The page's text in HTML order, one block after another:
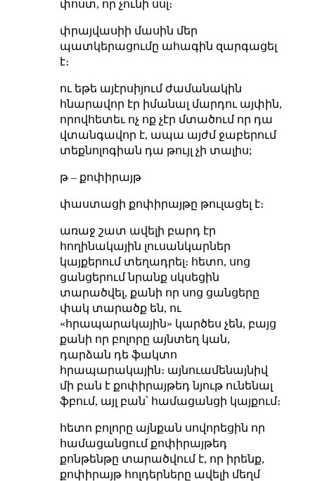
փոստ, որ չունի սսլ։
փրայվասիի մասին մեր
պատկերացումը ահագին զարգացել
է։
ու եթե այէրսիյում ժամանակին
հնարավոր էր իմանալ մարդու այփին,
որովհետեւ ոչ ոք չէր մտածում որ դա
վտանգավոր է, ապա այժմ ջաբերում
տեքնոլոգիան դա թույլ չի տալիս;
թ – քոփիրայթ
փաստացի քոփիրայթը թուլացել է։
առաջ շատ ավելի բարդ էր
հողինակային լուսանկարներ
կայքերում տեղադրել։ հետո, սոց
ցանցերում նրանք սկսեցին
տարածվել, քանի որ սոց ցանցերը
փակ տարածք են, ու
«հրապարակային» կարծես չեն, բայց
քանի որ բոլորը այնտեղ կան,
դարձան դե ֆակտո
հրապարակային։ այնուամենայնիվ
մի բան է քոփիրայթեդ նյութ ունենալ
ֆբում, այլ բան՝ համացանցի կայքում։
հետո բոլորը այնքան սովորեցին որ
համացանցում քոփիրայթեդ
քոնթենթը տարածվում է, որ իրենք,
քոփիրայթ հոլդերները ավելի մեղմ